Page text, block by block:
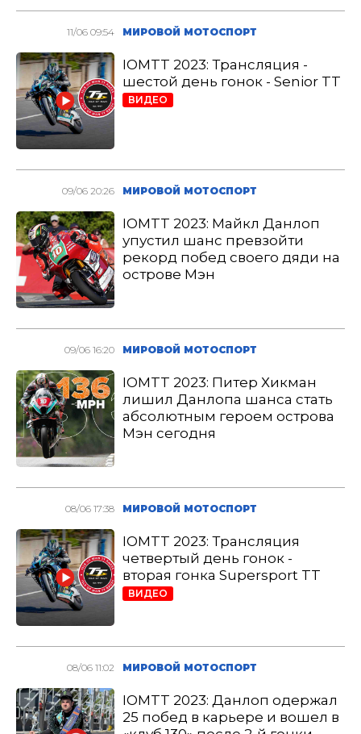
11/06 09:54 МИРОВОЙ МОТОСПОРТ
IOMTT 2023: Трансляция -
шестой день гонок - Senior TT
ВИДЕО
09/06 20:26 МИРОВОЙ МОТОСПОРТ
IOMTT 2023: Майкл Данлоп
упустил шанс превзойти
рекорд побед своего дяди на
острове Мэн
09/06 16:20 МИРОВОЙ МОТОСПОРТ
IOMTT 2023: Питер Хикман
лишил Данлопа шанса стать
абсолютным героем острова
Мэн сегодня
08/06 17:38 МИРОВОЙ МОТОСПОРТ
IOMTT 2023: Трансляция
четвертый день гонок -
вторая гонка Supersport TT
ВИДЕО
08/06 11:02 МИРОВОЙ МОТОСПОРТ
IOMTT 2023: Данлоп одержал
25 побед в карьере и вошел в